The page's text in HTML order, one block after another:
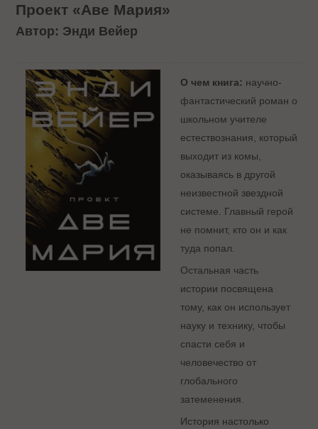
Проект «Аве Мария»
Автор: Энди Вейер
О чем книга: научно-
фантастический роман о
школьном учителе
естествознания, который
выходит из комы,
оказываясь в другой
неизвестной звездной
системе. Главный герой
не помнит, кто он и как
туда попал.
Остальная часть
истории посвящена
тому, как он использует
науку и технику, чтобы
спасти себя и
человечество от
глобального
затеменения.
История настолько